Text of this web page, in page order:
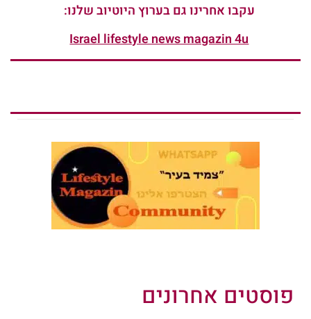
עקבו אחרינו גם בערוץ היוטיוב שלנו:
Israel lifestyle news magazin 4u
פוסטים אחרונים